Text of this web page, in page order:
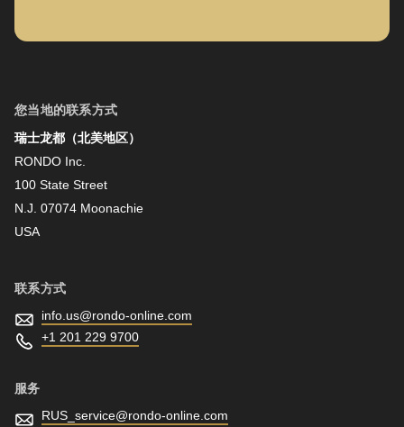
姓氏
您当地的联系方式
瑞士龙都（北美地区）
RONDO Inc.
100 State Street
N.J. 07074 Moonachie
USA
联系方式
info.us@rondo-online.com
+1 201 229 9700
服务
RUS_service@rondo-online.com